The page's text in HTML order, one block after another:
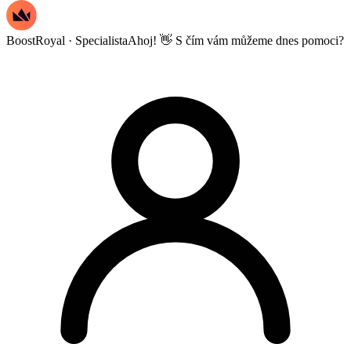
BoostRoyal · SpecialistaAhoj! 👋 S čím vám můžeme dnes pomoci?